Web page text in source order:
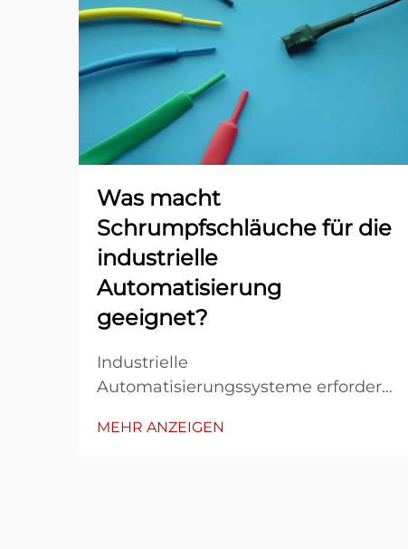
Was macht
Schrumpfschläuche für die
industrielle
Automatisierung
geeignet?
Industrielle
Automatisierungssysteme erfordern
Betriebsbedingungen standhalten
MEHR ANZEIGEN